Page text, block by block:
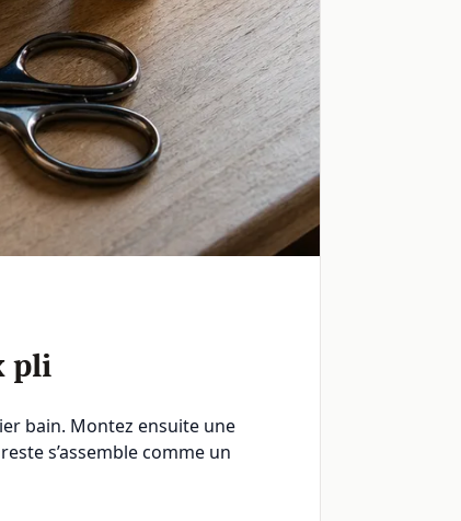
pli
bain. Montez ensuite une
s’assemble comme un